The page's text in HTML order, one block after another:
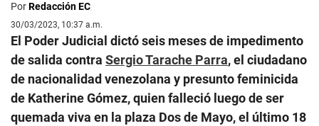
PorRedacción EC
30/03/2023, 10:37 a.m.
El Poder Judicial dictó seis meses de impedimento
de salida contra Sergio Tarache Parra, el ciudadano
de nacionalidad venezolana y presunto feminicida
de Katherine Gómez, quien falleció luego de ser
quemada viva en la plaza Dos de Mayo, el último 18